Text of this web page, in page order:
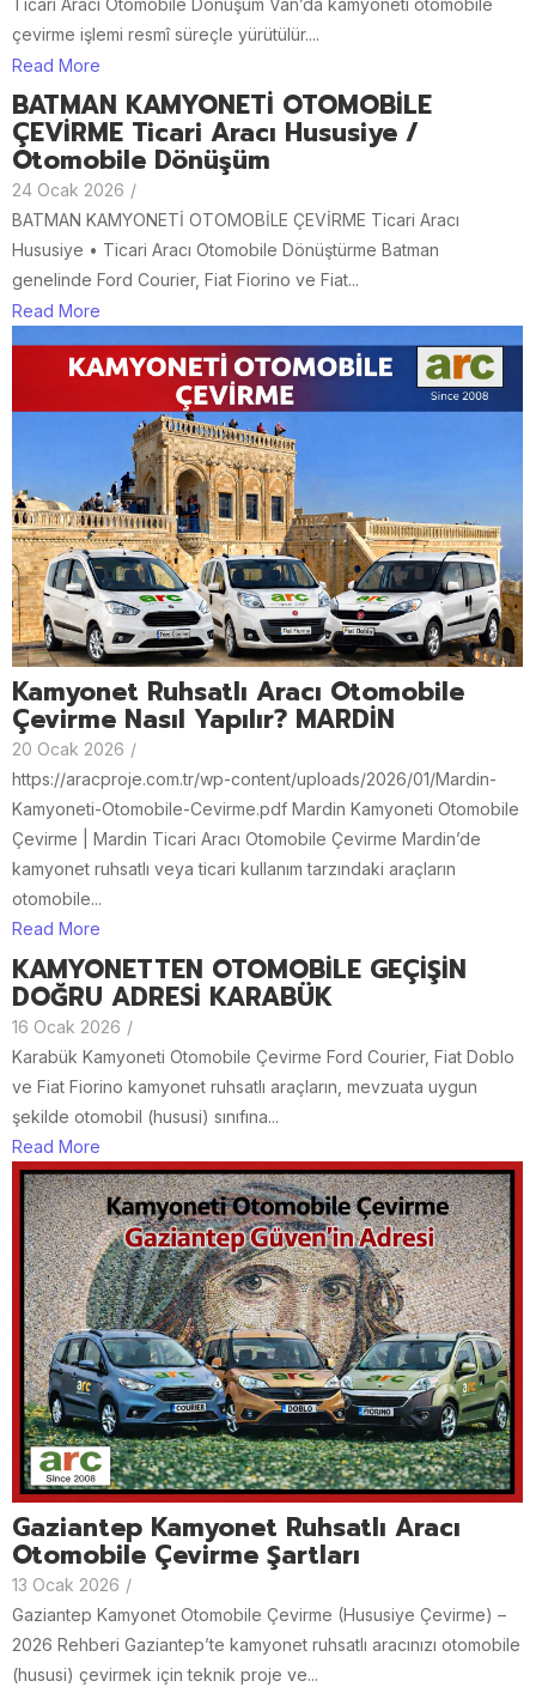
Ticari Aracı Otomobile Dönüşüm Van’da kamyoneti otomobile
çevirme işlemi resmî süreçle yürütülür....
Read More
BATMAN KAMYONETİ OTOMOBİLE
ÇEVİRME Ticari Aracı Hususiye /
Otomobile Dönüşüm
24 Ocak 2026 /
BATMAN KAMYONETİ OTOMOBİLE ÇEVİRME Ticari Aracı
Hususiye • Ticari Aracı Otomobile Dönüştürme Batman
genelinde Ford Courier, Fiat Fiorino ve Fiat...
Read More
Kamyonet Ruhsatlı Aracı Otomobile
Çevirme Nasıl Yapılır? MARDİN
20 Ocak 2026 /
https://aracproje.com.tr/wp-content/uploads/2026/01/Mardin-
Kamyoneti-Otomobile-Cevirme.pdf Mardin Kamyoneti Otomobile
Çevirme | Mardin Ticari Aracı Otomobile Çevirme Mardin’de
kamyonet ruhsatlı veya ticari kullanım tarzındaki araçların
otomobile...
Read More
KAMYONETTEN OTOMOBİLE GEÇİŞİN
DOĞRU ADRESİ KARABÜK
16 Ocak 2026 /
Karabük Kamyoneti Otomobile Çevirme Ford Courier, Fiat Doblo
ve Fiat Fiorino kamyonet ruhsatlı araçların, mevzuata uygun
şekilde otomobil (hususi) sınıfına...
Read More
Gaziantep Kamyonet Ruhsatlı Aracı
Otomobile Çevirme Şartları
13 Ocak 2026 /
Gaziantep Kamyonet Otomobile Çevirme (Hususiye Çevirme) –
2026 Rehberi Gaziantep’te kamyonet ruhsatlı aracınızı otomobile
(hususi) çevirmek için teknik proje ve...